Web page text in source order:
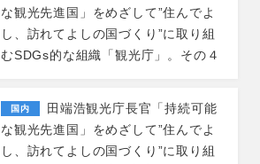
な観光先進国」をめざして”住んでよ
し、訪れてよしの国づくり”に取り組
むSDGs的な組織「観光庁」。その４
国内
田端浩観光庁長官「持続可能
な観光先進国」をめざして”住んでよ
し、訪れてよしの国づくり”に取り組